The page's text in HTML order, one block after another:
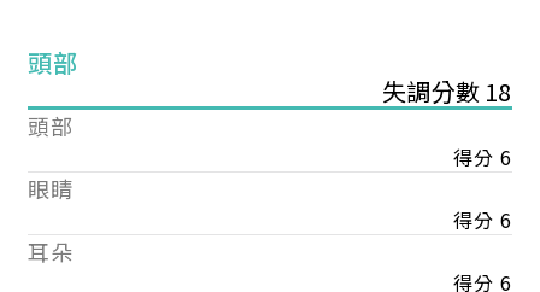
頭部
失調分數 18
頭部
得分 6
眼睛
得分 6
耳朵
得分 6